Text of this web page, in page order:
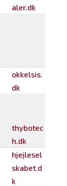
aler.dk
okkelsis.
dk
thybotec
h.dk
hjejlesel
skabet.d
k